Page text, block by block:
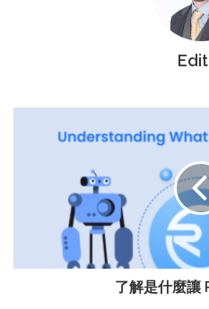
了解是什麼讓